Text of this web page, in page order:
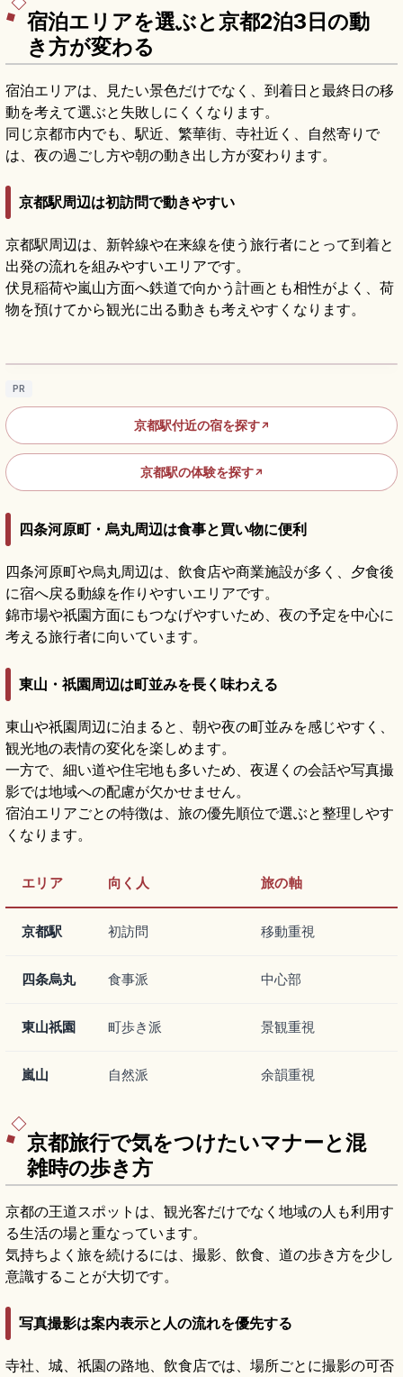
宿泊エリアを選ぶと京都2泊3日の動
き方が変わる
宿泊エリアは、見たい景色だけでなく、到着日と最終日の移
動を考えて選ぶと失敗しにくくなります。
同じ京都市内でも、駅近、繁華街、寺社近く、自然寄りで
は、夜の過ごし方や朝の動き出し方が変わります。
京都駅周辺は初訪問で動きやすい
京都駅周辺は、新幹線や在来線を使う旅行者にとって到着と
出発の流れを組みやすいエリアです。
伏見稲荷や嵐山方面へ鉄道で向かう計画とも相性がよく、荷
物を預けてから観光に出る動きも考えやすくなります。
京都駅｜新幹線・JR・地下鉄・バス、171段
PR
京都駅付近の宿を探す↗
京都駅の体験を探す↗
四条河原町・烏丸周辺は食事と買い物に便利
四条河原町や烏丸周辺は、飲食店や商業施設が多く、夕食後
に宿へ戻る動線を作りやすいエリアです。
錦市場や祇園方面にもつなげやすいため、夜の予定を中心に
考える旅行者に向いています。
東山・祇園周辺は町並みを長く味わえる
東山や祇園周辺に泊まると、朝や夜の町並みを感じやすく、
観光地の表情の変化を楽しめます。
一方で、細い道や住宅地も多いため、夜遅くの会話や写真撮
影では地域への配慮が欠かせません。
宿泊エリアごとの特徴は、旅の優先順位で選ぶと整理しやす
くなります。
エリア 向く人 旅の軸
京都駅 初訪問 移動重視
四条烏丸 食事派 中心部
東山祇園 町歩き派 景観重視
嵐山 自然派 余韻重視
京都旅行で気をつけたいマナーと混
雑時の歩き方
京都の王道スポットは、観光客だけでなく地域の人も利用す
る生活の場と重なっています。
気持ちよく旅を続けるには、撮影、飲食、道の歩き方を少し
意識することが大切です。
写真撮影は案内表示と人の流れを優先する
寺社、城、祇園の路地、飲食店では、場所ごとに撮影の可否